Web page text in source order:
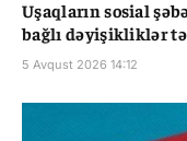
Uşaqların sosial
bağlı dəyişikliklər
5 Avqust 2026 14:12